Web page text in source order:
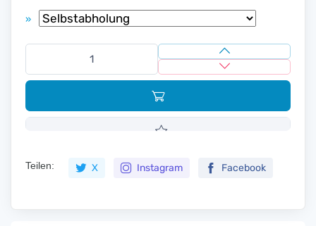
»
Teilen: X Instagram Facebook